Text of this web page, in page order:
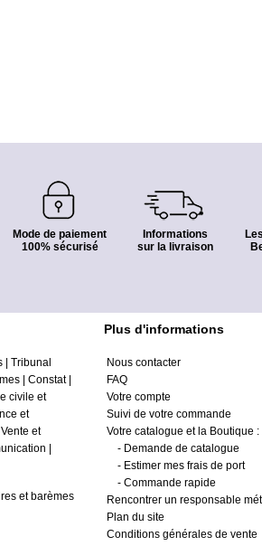
Mode de paiement
100% sécurisé
Informations
sur la livraison
Tribunal
Constat|
civile et
et
Vente et
et barèmes
Plus d'informations
Nous contacter
FAQ
Votre compte
Suivi de votre commande
Votre catalogue et la
- Demande de catalogue
- Estimer mes frais de port
- Commande rapide
Rencontrer un responsable
Plan du site
Conditions générales de vente